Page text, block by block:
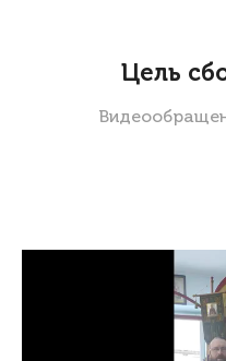
Цель